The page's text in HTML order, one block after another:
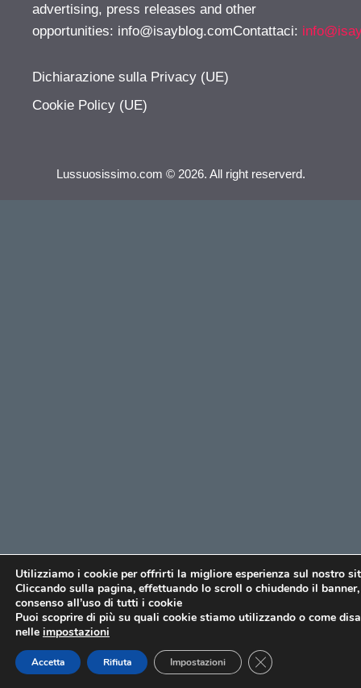
advertising, press releases and other
opportunities: info@isayblog.comContattaci:
Dichiarazione sulla Privacy (UE)
Cookie Policy (UE)
Lussuosissimo.com © 2026. All right reserverd.
Utilizziamo i cookie per offrirti la migliore esperienza sul nostro
Cliccando sulla pagina, effettuando lo scroll o chiudendo il
consenso all’uso di tutti i cookie
Puoi scoprire di più su quali cookie stiamo utilizzando o come
nelle impostazioni
Accetta Rifiuta Impostazioni CLOSE GDPR